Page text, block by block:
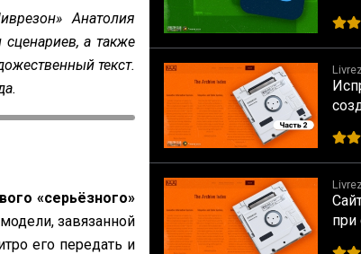
Анатолия
а также
текст.
«серьёзного»
завязанной
его передать и
при